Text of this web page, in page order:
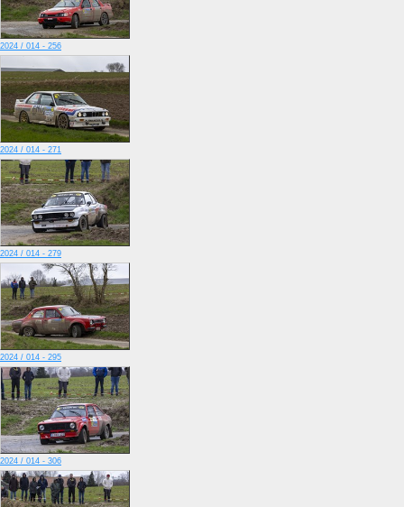
2024 / 014 - 256
2024 / 014 - 271
2024 / 014 - 279
2024 / 014 - 295
2024 / 014 - 306